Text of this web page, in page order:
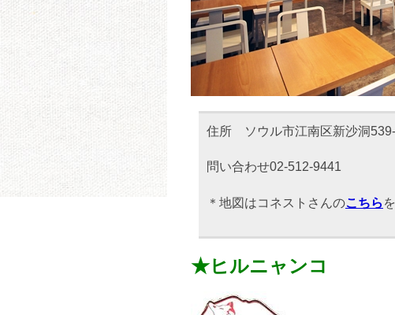
住所 ソウル市江南区新沙洞
問い合わせ02-512-9441
＊地図はコネストさんのこちら
★ヒルニャンコ